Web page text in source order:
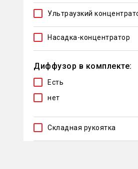
Ультраузкий
Насадка-концентратор
Диффузор в комплекте:
Есть
нет
Складная рукоятка